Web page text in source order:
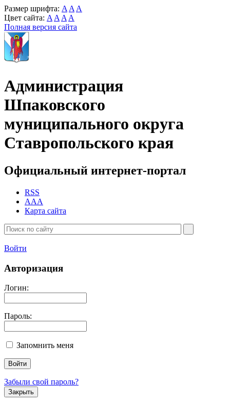
Размер шрифта: A A A
Цвет сайта: A A A A
Полная версия сайта
Администрация
Шпаковского
муниципального округа
Ставропольского края
Официальный интернет-портал
RSS
AAA
Карта сайта
Войти
Авторизация
Логин:
Пароль:
Запомнить меня
Забыли свой пароль?
Закрыть